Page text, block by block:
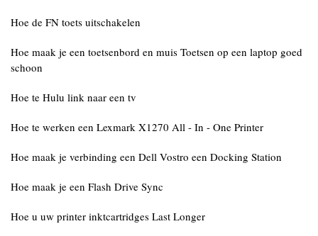
Hoe de FN toets uitschakelen
Hoe maak je een toetsenbord en muis Toetsen op een laptop goed
schoon
Hoe te Hulu link naar een tv
Hoe te werken een Lexmark X1270 All - In - One Printer
Hoe maak je verbinding een Dell Vostro een Docking Station
Hoe maak je een Flash Drive Sync
Hoe u uw printer inktcartridges Last Longer